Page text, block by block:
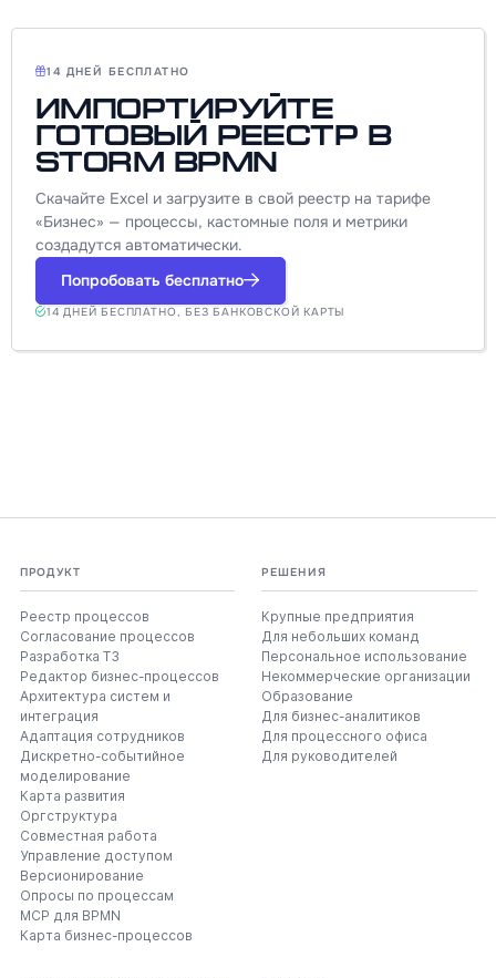
14 ДНЕЙ БЕСПЛАТНО
Импортируйте
готовый реестр в
Storm BPMN
Скачайте Excel и загрузите в свой реестр на тарифе
«Бизнес» — процессы, кастомные поля и метрики
создадутся автоматически.
Попробовать бесплатно
14 ДНЕЙ БЕСПЛАТНО, БЕЗ БАНКОВСКОЙ КАРТЫ
ПРОДУКТ
Реестр процессов
Согласование процессов
Разработка ТЗ
Редактор бизнес-процессов
Архитектура систем и
интеграция
Адаптация сотрудников
Дискретно-событийное
моделирование
Карта развития
Оргструктура
Совместная работа
Управление доступом
Версионирование
Опросы по процессам
MCP для BPMN
Карта бизнес-процессов
РЕШЕНИЯ
Крупные предприятия
Для небольших команд
Персональное использование
Некоммерческие организации
Образование
Для бизнес-аналитиков
Для процессного офиса
Для руководителей